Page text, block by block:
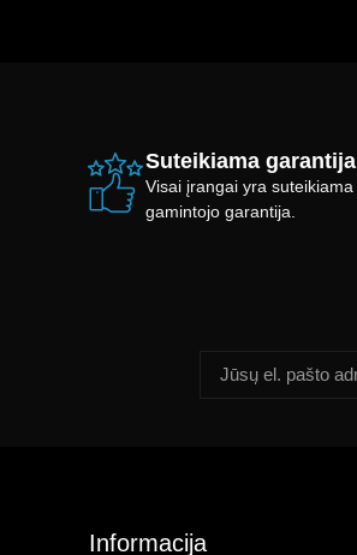
Suteikiama garantija
Visai įrangai yra suteikiama
gamintojo garantija.
Informacija